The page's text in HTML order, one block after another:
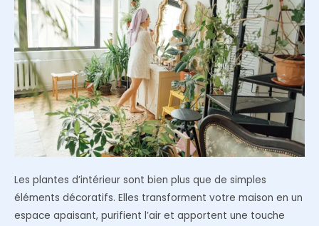
Les plantes d’intérieur sont bien plus que de simples
éléments décoratifs. Elles transforment votre maison en un
espace apaisant, purifient l’air et apportent une touche